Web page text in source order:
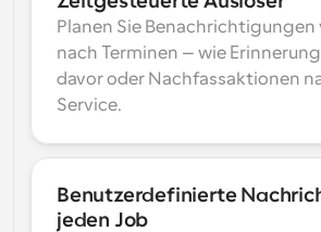
Planen Sie Benachrichtigungen
nach Terminen – wie
davor oder Nachfassaktionen
Service.
Benutzerdefinierte
jeden Job